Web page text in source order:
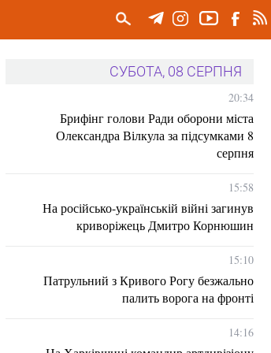
СУБОТА, 08 СЕРПНЯ
20:34
Брифінг голови Ради оборони міста
Олександра Вілкула за підсумками 8
серпня
15:58
На російсько-українській війні загинув
криворіжець Дмитро Корнюшин
15:10
Патрульний з Кривого Рогу безжально
палить ворога на фронті
14:16